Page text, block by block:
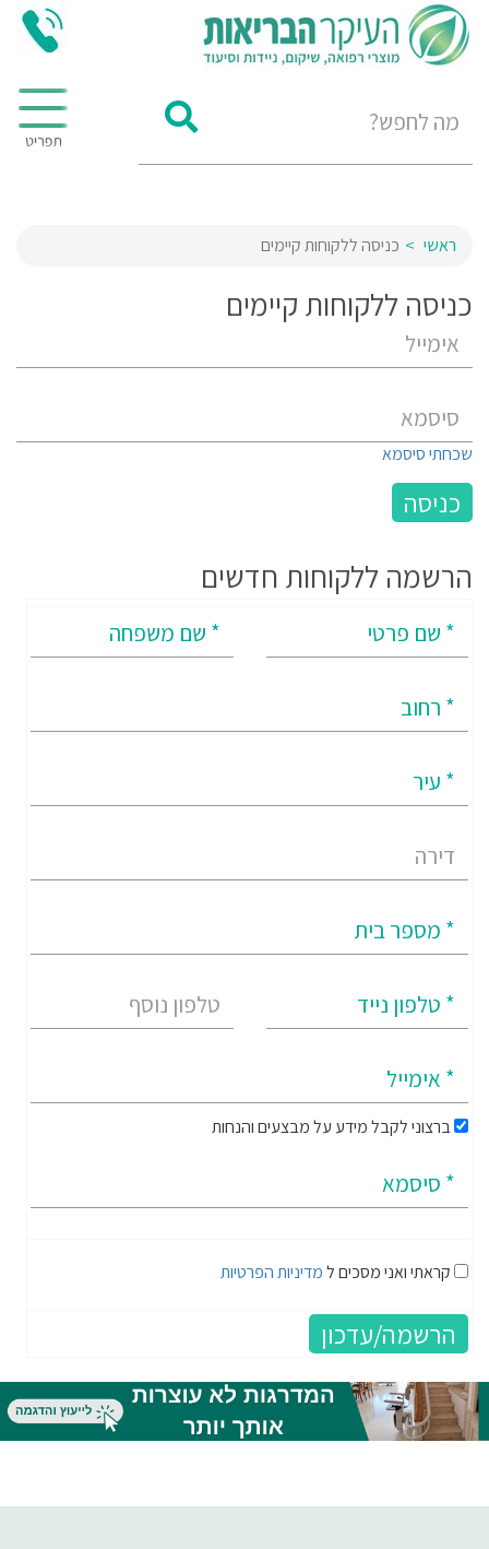
ראשי כניסה ללקוחות קיימים
כניסה ללקוחות קיימים
שכחתי סיסמא
הרשמה ללקוחות חדשים
ברצוני לקבל מידע על מבצעים והנחות
קראתי ואני מסכים למדיניות הפרטיות